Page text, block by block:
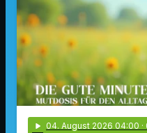
play_arrow 04. August 2026 04:00